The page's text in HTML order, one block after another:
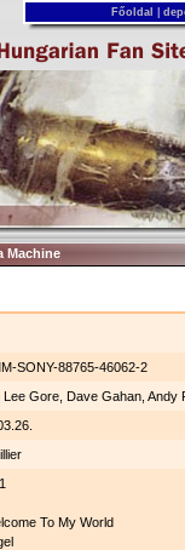
Főoldal
Machine
SONY-88765-46062-2
Lee Gore, Dave Gahan, Andy
To My World